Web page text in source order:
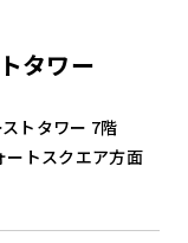
タワー
トタワー 7階
ートスクエア方面